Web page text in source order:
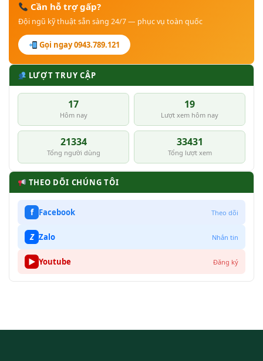
Cần hỗ trợ gấp?
Đội ngũ kỹ thuật sẵn sàng 24/7 — phục vụ toàn quốc
Gọi ngay 0943.789.121
LƯỢT TRUY CẬP
17
Hôm nay
19
Lượt xem hôm nay
21334
Tổng người dùng
33431
Tổng lượt xem
THEO DÕI CHÚNG TÔI
f Facebook Theo dõi
Z Zalo Nhắn tin
▶ Youtube Đăng ký